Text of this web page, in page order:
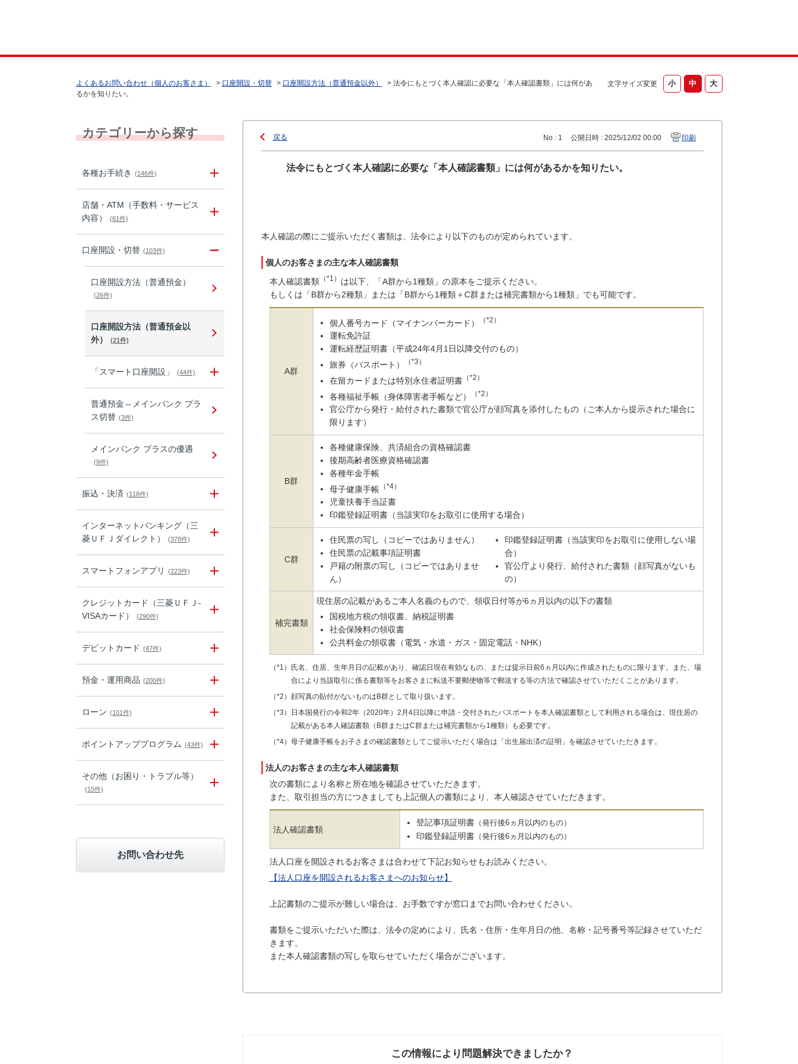
文字サイズ変更
よくあるお問い合わせ（個人のお客さま） > 口座開設・切替 > 口座開設方法（普通預金以外） > 法令にもとづく本人確認に必要な「本人確認書類」には何があ
るかを知りたい。
カテゴリーから探す
各種お手続き (146件)
店舗・ATM（手数料・サービス
内容）
(61件)
口座開設・切替 (103件)
口座開設方法（普通預金）
(26件)
口座開設方法（普通預金以
外）
(21件)
「スマート口座開設」 (44件)
普通預金⇔メインバンク プラ
ス切替 (3件)
メインバンク プラスの優遇
(9件)
振込・決済 (118件)
インターネットバンキング（三
菱ＵＦＪダイレクト）
(378件)
スマートフォンアプリ (223件)
クレジットカード（三菱ＵＦＪ-
VISAカード）
(290件)
デビットカード (47件)
預金・運用商品 (200件)
ローン (101件)
ポイントアッププログラム (43件)
その他（お困り・トラブル等）
(15件)
お問い合わせ先
戻る No : 1 公開日時 : 2025/12/02 00:00 印刷
法令にもとづく本人確認に必要な「本人確認書類」には何があるかを知りたい。
本人確認の際にご提示いただく書類は、法令により以下のものが定められています。
個人のお客さまの主な本人確認書類
本人確認書類（*1）
は以下、「A群から1種類」の原本をご提示ください。
もしくは「B群から2種類」または「B群から1種類＋C群または補完書類から1種類」でも可能です。
A群
個人番号カード（マイナンバーカード） （*2）
運転免許証
運転経歴証明書（平成24年4月1日以降交付のもの）
旅券（パスポート）
（*3）
在留カードまたは特別永住者証明書（*2）
各種福祉手帳（身体障害者手帳など） （*2）
官公庁から発行・給付された書類で官公庁が顔写真を添付したもの（ご本人から提示された場合に
限ります）
B群
各種健康保険、共済組合の資格確認書
後期高齢者医療資格確認書
各種年金手帳
母子健康手帳 （*4）
児童扶養手当証書
印鑑登録証明書（当該実印をお取引に使用する場合）
C群
住民票の写し（コピーではありません）
住民票の記載事項証明書
戸籍の附票の写し（コピーではありませ
ん）
印鑑登録証明書（当該実印をお取引に使用しない場
合）
官公庁より発行、給付された書類（顔写真がないも
の）
補完書類
現住居の記載があるご本人名義のもので、領収日付等が6ヵ月以内の以下の書類
国税地方税の領収書、納税証明書
社会保険料の領収書
公共料金の領収書（電気・水道・ガス・固定電話・NHK）
（*1）氏名、住居、生年月日の記載があり、確認日現在有効なもの、または提示日前6ヵ月以内に作成されたものに限ります。また、場
合により当該取引に係る書類等をお客さまに転送不要郵便物等で郵送する等の方法で確認させていただくことがあります。
（*2）顔写真の貼付がないものはB群として取り扱います。
（*3）日本国発行の令和2年（2020年）2月4日以降に申請・交付されたパスポートを本人確認書類として利用される場合は、現住居の
記載がある本人確認書類（B群またはC群または補完書類から1種類）も必要です。
（*4）母子健康手帳をお子さまの確認書類としてご提示いただく場合は「出生届出済の証明」を確認させていただきます。
法人のお客さまの主な本人確認書類
次の書類により名称と所在地を確認させていただきます。
また、取引担当の方につきましても上記個人の書類により、本人確認させていただきます。
法人確認書類
登記事項証明書（発行後6ヵ月以内のもの）
印鑑登録証明書（発行後6ヵ月以内のもの）
法人口座を開設されるお客さまは合わせて下記お知らせもお読みください。
【法人口座を開設されるお客さまへのお知らせ】
上記書類のご提示が難しい場合は、お手数ですが窓口までお問い合わせください。
書類をご提示いただいた際は、法令の定めにより、氏名・住所・生年月日の他、名称・記号番号等記録させていただ
きます。
また本人確認書類の写しを取らせていただく場合がございます。
この情報により問題解決できましたか？